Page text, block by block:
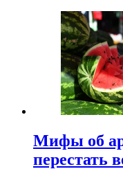
Мифы об
перестать